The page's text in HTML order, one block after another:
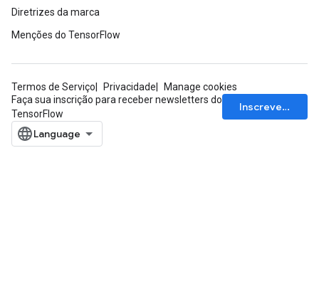
Diretrizes da marca
Menções do TensorFlow
Termos de Serviço Privacidade
Manage cookies
Faça sua inscrição para receber newsletters do
TensorFlow
Inscrever-se